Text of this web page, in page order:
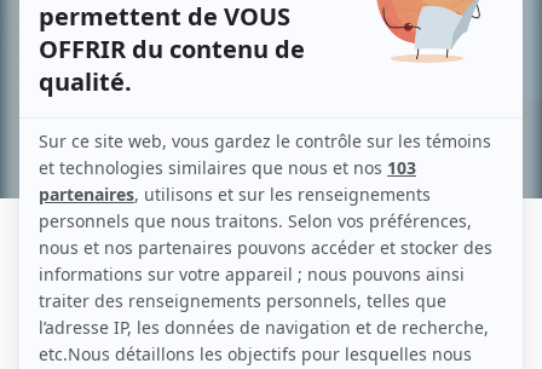
Recherche avancée »
GUIDA MARIA
Liens
Fiche de Guida Maria sur Showbizz.net